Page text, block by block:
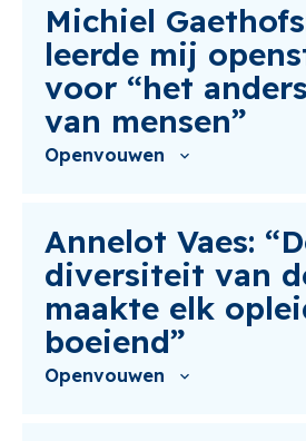
Michiel
leerde mij
voor “het
van mensen”
Openvouwen
Annelot Vaes:
diversiteit van
maakte elk
boeiend”
Openvouwen